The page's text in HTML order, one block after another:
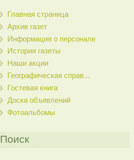
Главная страница
Архив газет
Информация о персонале
История газеты
Наши акции
Географическая справ...
Гостевая книга
Доска объявлений
Фотоальбомы
Поиск